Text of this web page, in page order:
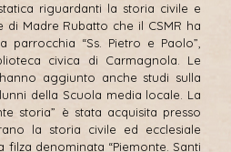
riguardanti la storia civile e
di Madre Rubatto che il CSMR ha
parrocchia “Ss. Pietro e Paolo”,
civica di Carmagnola. Le
aggiunto anche studi sulla
della Scuola media locale. La
storia” è stata acquisita presso
la storia civile ed ecclesiale
filza denominata “Piemonte. Santi